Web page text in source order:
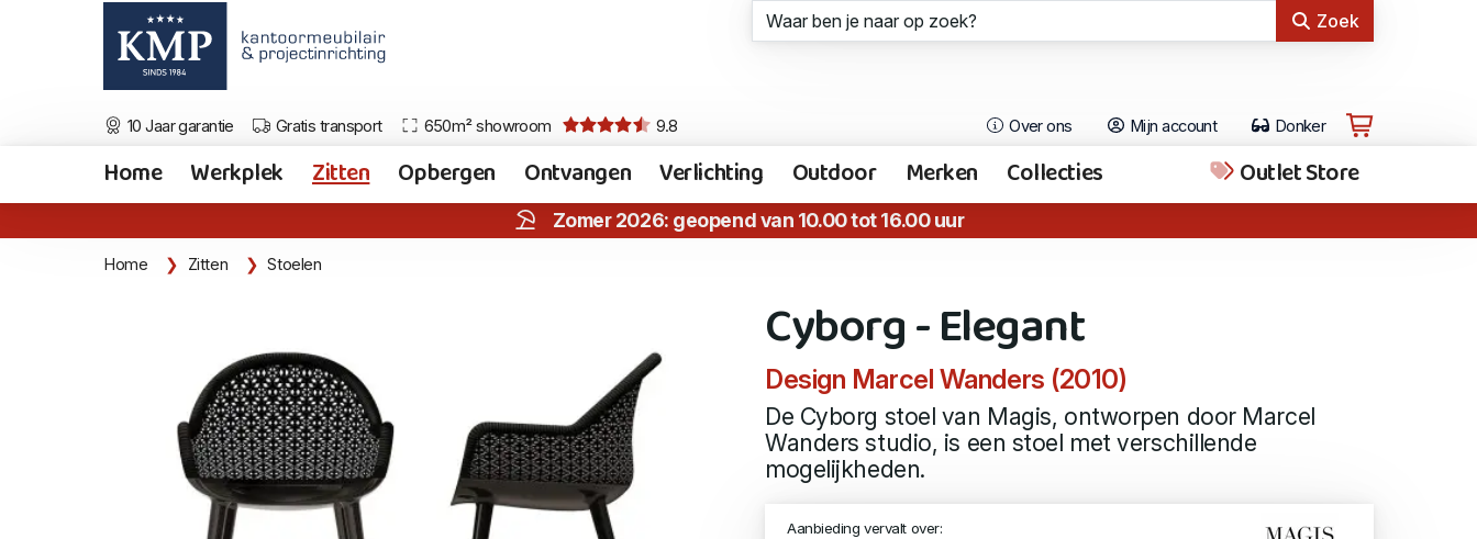
Zoek
10 Jaar garantie Gratis transport 650m² showroom 9.8 Over ons Mijn account Donker
Home Werkplek Zitten Opbergen Ontvangen Verlichting Outdoor Merken Collecties Outlet Store
Zomer 2026: geopend van 10.00 tot 16.00 uur
Home Zitten Stoelen
Cyborg - Elegant
Design Marcel Wanders (2010)
De Cyborg stoel van Magis, ontworpen door Marcel
Wanders studio, is een stoel met verschillende
mogelijkheden.
Aanbieding vervalt over: